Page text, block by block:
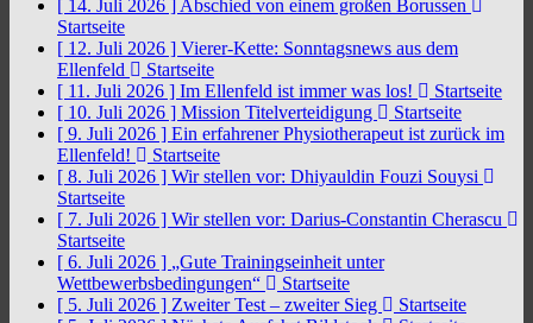
[ 14. Juli 2026 ] Abschied von einem großen Borussen
Startseite
[ 12. Juli 2026 ] Vierer-Kette: Sonntagsnews aus dem
Ellenfeld
Startseite
[ 11. Juli 2026 ] Im Ellenfeld ist immer was los!
Startseite
[ 10. Juli 2026 ] Mission Titelverteidigung
Startseite
[ 9. Juli 2026 ] Ein erfahrener Physiotherapeut ist zurück im
Ellenfeld!
Startseite
[ 8. Juli 2026 ] Wir stellen vor: Dhiyauldin Fouzi Souysi
Startseite
[ 7. Juli 2026 ] Wir stellen vor: Darius-Constantin Cherascu
Startseite
[ 6. Juli 2026 ] „Gute Trainingseinheit unter
Wettbewerbsbedingungen“
Startseite
[ 5. Juli 2026 ] Zweiter Test – zweiter Sieg
Startseite